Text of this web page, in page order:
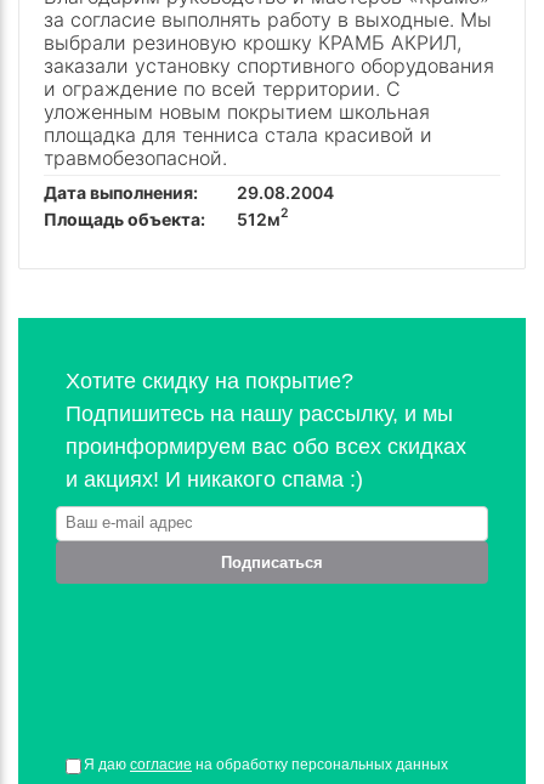
за согласие выполнять работу в выходные. Мы
выбрали резиновую крошку КРАМБ АКРИЛ,
заказали установку спортивного оборудования
и ограждение по всей территории. С
уложенным новым покрытием школьная
площадка для тенниса стала красивой и
травмобезопасной.
Дата выполнения:
29.08.2004
Площадь объекта:
512м2
Хотите скидку на покрытие?
Подпишитесь на нашу рассылку, и мы
проинформируем вас обо всех скидках
и акциях! И никакого спама :)
Подписаться
Я даю согласие на обработку персональных данных